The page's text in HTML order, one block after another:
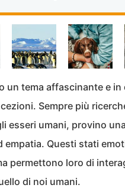
un tema affascinante e
Sempre più
esseri umani, provino
empatia. Questi stati
permettono loro di
di noi umani.